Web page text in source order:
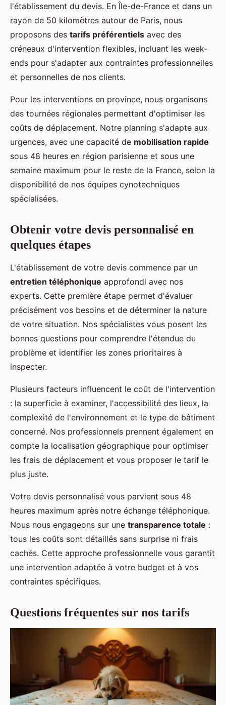
l'établissement du devis. En Île-de-France et dans un
rayon de 50 kilomètres autour de Paris, nous
proposons des tarifs préférentiels avec des
créneaux d'intervention flexibles, incluant les week-
ends pour s'adapter aux contraintes professionnelles
et personnelles de nos clients.
Pour les interventions en province, nous organisons
des tournées régionales permettant d'optimiser les
coûts de déplacement. Notre planning s'adapte aux
urgences, avec une capacité de mobilisation rapide
sous 48 heures en région parisienne et sous une
semaine maximum pour le reste de la France, selon la
disponibilité de nos équipes cynotechniques
spécialisées.
Obtenir votre devis personnalisé en
quelques étapes
L'établissement de votre devis commence par un
entretien téléphonique approfondi avec nos
experts. Cette première étape permet d'évaluer
précisément vos besoins et de déterminer la nature
de votre situation. Nos spécialistes vous posent les
bonnes questions pour comprendre l'étendue du
problème et identifier les zones prioritaires à
inspecter.
Plusieurs facteurs influencent le coût de l'intervention
: la superficie à examiner, l'accessibilité des lieux, la
complexité de l'environnement et le type de bâtiment
concerné. Nos professionnels prennent également en
compte la localisation géographique pour optimiser
les frais de déplacement et vous proposer le tarif le
plus juste.
Votre devis personnalisé vous parvient sous 48
heures maximum après notre échange téléphonique.
Nous nous engageons sur une transparence totale :
tous les coûts sont détaillés sans surprise ni frais
cachés. Cette approche professionnelle vous garantit
une intervention adaptée à votre budget et à vos
contraintes spécifiques.
Questions fréquentes sur nos tarifs